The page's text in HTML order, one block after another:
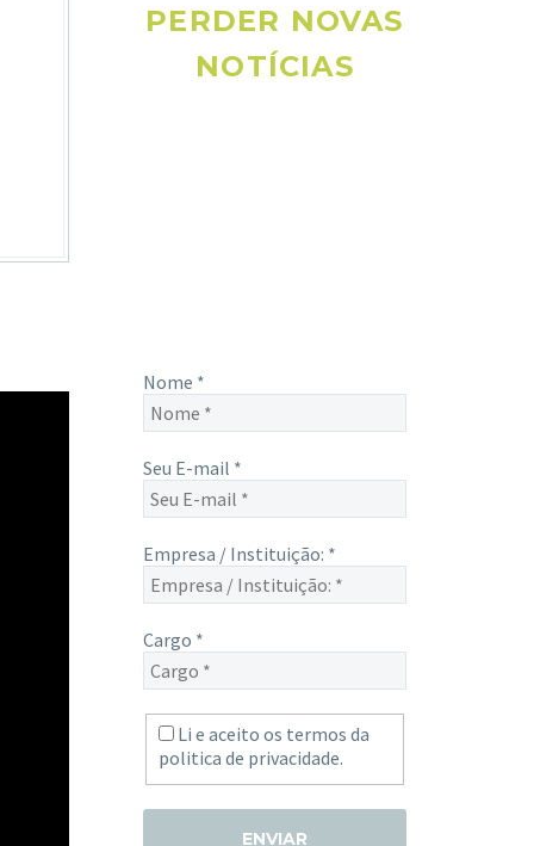
PERDER NOVAS
NOTÍCIAS
Nome *
Seu E-mail *
Empresa / Instituição: *
Cargo *
Li e aceito os termos da
politica de privacidade.